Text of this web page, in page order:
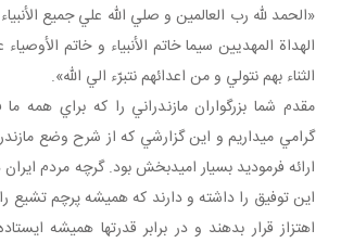
«الحمد لله رب العالمين و صلي الله علي جميع
الهداة المهديين سيما خاتم الأنبياء و خاتم
الثناء بهم نتولي و من اعدائهم نتبرّء الي الله».
مقدم شما بزرگواران مازندراني را که براي
گرامي مي داريم و اين گزارشي که از شرح وضع
ارائه فرموديد بسيار اميدبخش بود. گرچه مردم
اين توفيق را داشته و دارند که هميشه پرچم تشيع
اهتزاز قرار بدهند و در برابر قدرت ها هميشه